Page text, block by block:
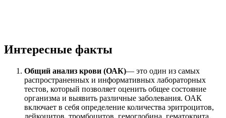
Интересные факты
Общий анализ крови (ОАК)— это один из самых
распространенных и информативных лабораторных
тестов, который позволяет оценить общее состояние
организма и выявить различные заболевания. ОАК
включает в себя определение количества эритроцитов,
лейкоцитов, тромбоцитов, гемоглобина, гематокрита,